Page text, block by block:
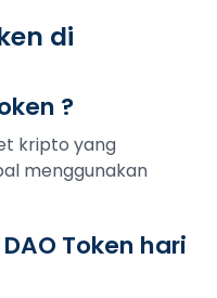
di
?
kripto yang
menggunakan
Token hari